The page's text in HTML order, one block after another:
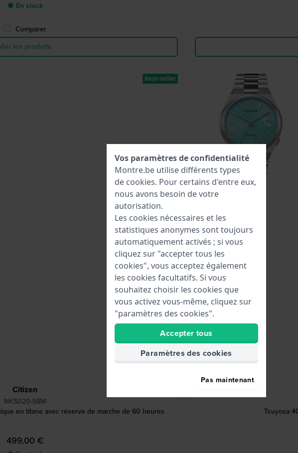
● En stock
Comparer
les produits
Citizen
NK5020-58M
en titane avec réserve de marche de 60 heures
499,00 €
Best-seller
Tsuyosa
Vos paramètres de confidentialité
Montre.be utilise différents types
de cookies. Pour certains d'entre eux,
nous avons besoin de votre
autorisation.
Les cookies nécessaires et les
statistiques anonymes sont toujours
automatiquement activés ; si vous
cliquez sur "accepter tous les
cookies", vous acceptez également
les cookies facultatifs. Si vous
souhaitez choisir les cookies que
vous activez vous-même, cliquez sur
"paramètres des cookies".
Accepter tous
Paramètres des cookies
Pas maintenant